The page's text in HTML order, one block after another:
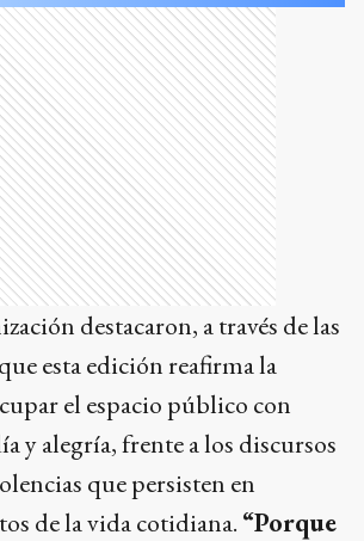
destacaron, a través de las
esta edición reafirma la
el espacio público con
y alegría, frente a los discursos
que persisten en
de la vida cotidiana. “Porque